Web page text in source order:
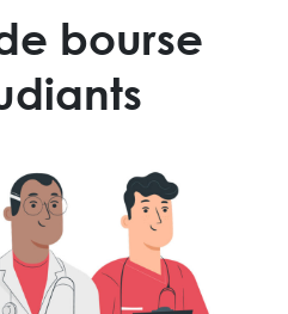
bourse